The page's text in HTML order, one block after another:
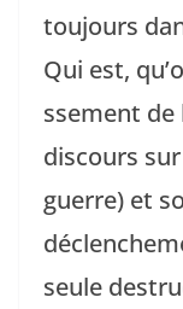
toujours
Qui est,
ssement de
discours
guerre) et
seule